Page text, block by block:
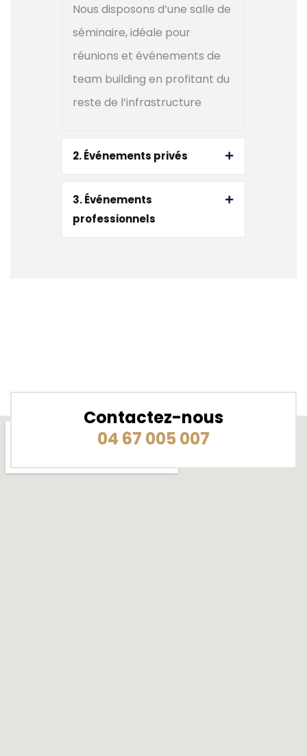
Nous disposons d’une salle de
séminaire, idéale pour
réunions et événements de
team building en profitant du
reste de l’infrastructure
2. Événements privés
3. Événements
professionnels
Contactez-nous
04 67 005 007